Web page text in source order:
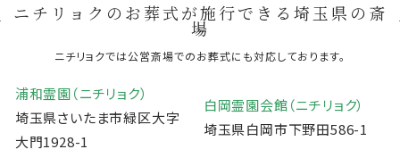
ニチリョクのお葬式が施行できる埼玉県の斎
場
ニチリョクでは公営斎場でのお葬式にも対応しております。
浦和霊園（ニチリョク）
埼玉県さいたま市緑区大字
大門1928-1
白岡霊園会館（ニチリョク）
埼玉県白岡市下野田586-1